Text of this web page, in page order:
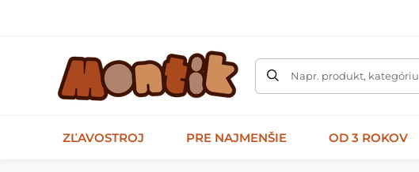
Napr. produkt, kategóriu
ZĽAVOSTROJ PRE NAJMENŠIE OD 3 ROKOV